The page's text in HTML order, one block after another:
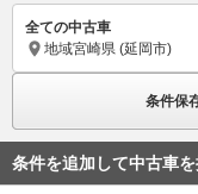
全ての中古車
地域宮崎県 (延岡市)
条件保
条件を追加して中古車